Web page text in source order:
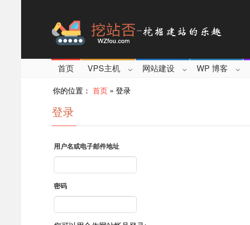
首页 VPS主机 网站建设 WP 博客
你的位置： 首页 » 登录
登录
用户名或电子邮件地址
密码